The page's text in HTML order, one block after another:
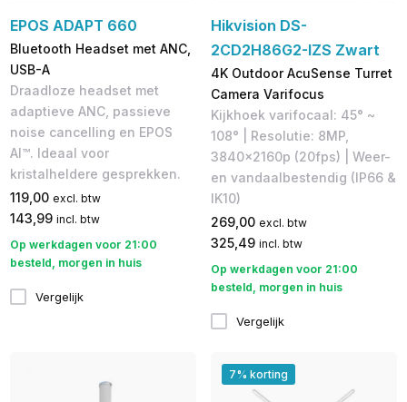
EPOS ADAPT 660
Bluetooth Headset met ANC,
USB-A
Draadloze headset met
adaptieve ANC, passieve
noise cancelling en EPOS
AI™. Ideaal voor
kristalheldere gesprekken.
119,00 excl. btw
143,99 incl. btw
Op werkdagen voor 21:00
besteld, morgen in huis
Vergelijk
Hikvision DS-
2CD2H86G2-IZS Zwart
4K Outdoor AcuSense Turret
Camera Varifocus
Kijkhoek varifocaal: 45° ~
108° | Resolutie: 8MP,
3840x2160p (20fps) | Weer-
en vandaalbestendig (IP66 &
IK10)
269,00 excl. btw
325,49 incl. btw
Op werkdagen voor 21:00
besteld, morgen in huis
Vergelijk
7% korting